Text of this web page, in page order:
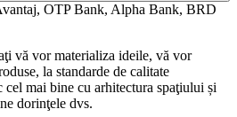
vă vor materializa ideile, vă vor
la standarde de calitate
cel mai bine cu arhitectura spaţiului și
dorinţele dvs.